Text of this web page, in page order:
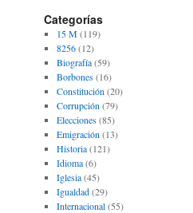
Categorías
15 M(119)
8256(12)
Biografía(59)
Borbones(16)
Constitución (20)
Corrupción (79)
Elecciones(85)
Emigración (13)
Historia(121)
Idioma(6)
Iglesia(45)
Igualdad(29)
Internacional(55)